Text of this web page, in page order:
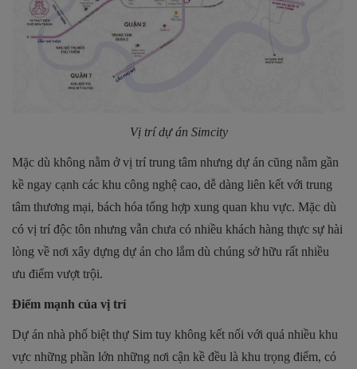
Vị trí dự án Simcity
Mặc dù không nằm ở vị trí trung tâm nhưng dự án cũng nằm gần
kề ngay cạnh các khu công nghệ cao, dễ dàng liên kết với trung
tâm thương mại, bách hóa tổng hợp xung quan khu vực. Mặc dù
có vị trí độc tôn nhưng vẫn chưa có nhiều khách hàng thực sự hài
lòng về nơi xây dựng dự án cho lắm dù chúng sở hữu rất nhiều
ưu điểm vượt trội.
Điểm mạnh của vị trí
Dự án nhà phố biệt thự Sim tuy không kết nối với quá nhiều khu
vực những phần lớn những nơi cận kề đều là khu trọng điểm, có